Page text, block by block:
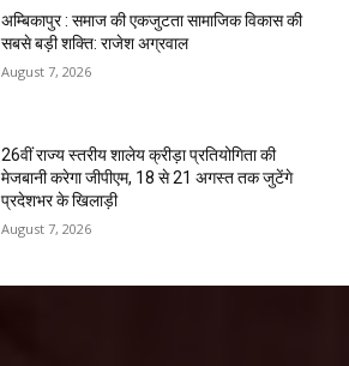
अम्बिकापुर : समाज की एकजुटता सामाजिक विकास की
सबसे बड़ी शक्ति: राजेश अग्रवाल
August 7, 2026
26वीं राज्य स्तरीय शालेय क्रीड़ा प्रतियोगिता की
मेजबानी करेगा जीपीएम, 18 से 21 अगस्त तक जुटेंगे
प्रदेशभर के खिलाड़ी
August 7, 2026